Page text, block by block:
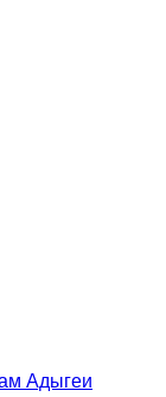
Адыгеи